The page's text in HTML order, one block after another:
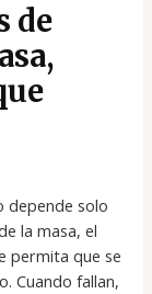
de
depende solo
la masa, el
permita que se
Cuando fallan,